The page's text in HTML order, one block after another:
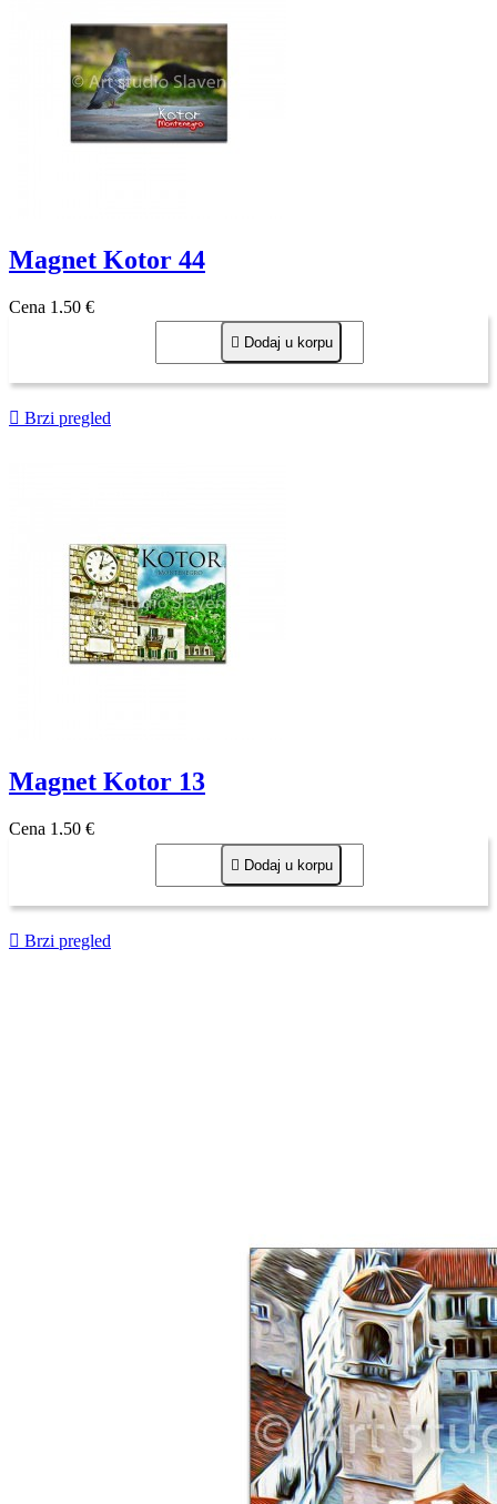
Magnet Kotor 44
Cena 1,50 €
 Dodaj u korpu
 Brzi pregled
Magnet Kotor 13
Cena 1,50 €
 Dodaj u korpu
 Brzi pregled